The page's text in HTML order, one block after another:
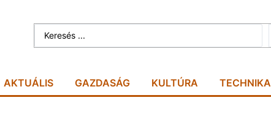
AKTUÁLIS GAZDASÁG KULTÚRA TECHNIKA